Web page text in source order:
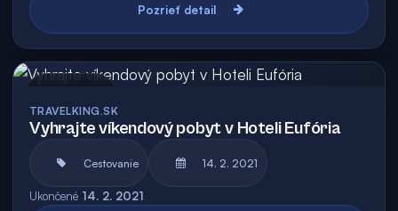
Pozrieť detail
TRAVELKING.SK
Vyhrajte víkendový pobyt v Hoteli Eufória
Cestovanie 14. 2. 2021
Ukončené 14. 2. 2021